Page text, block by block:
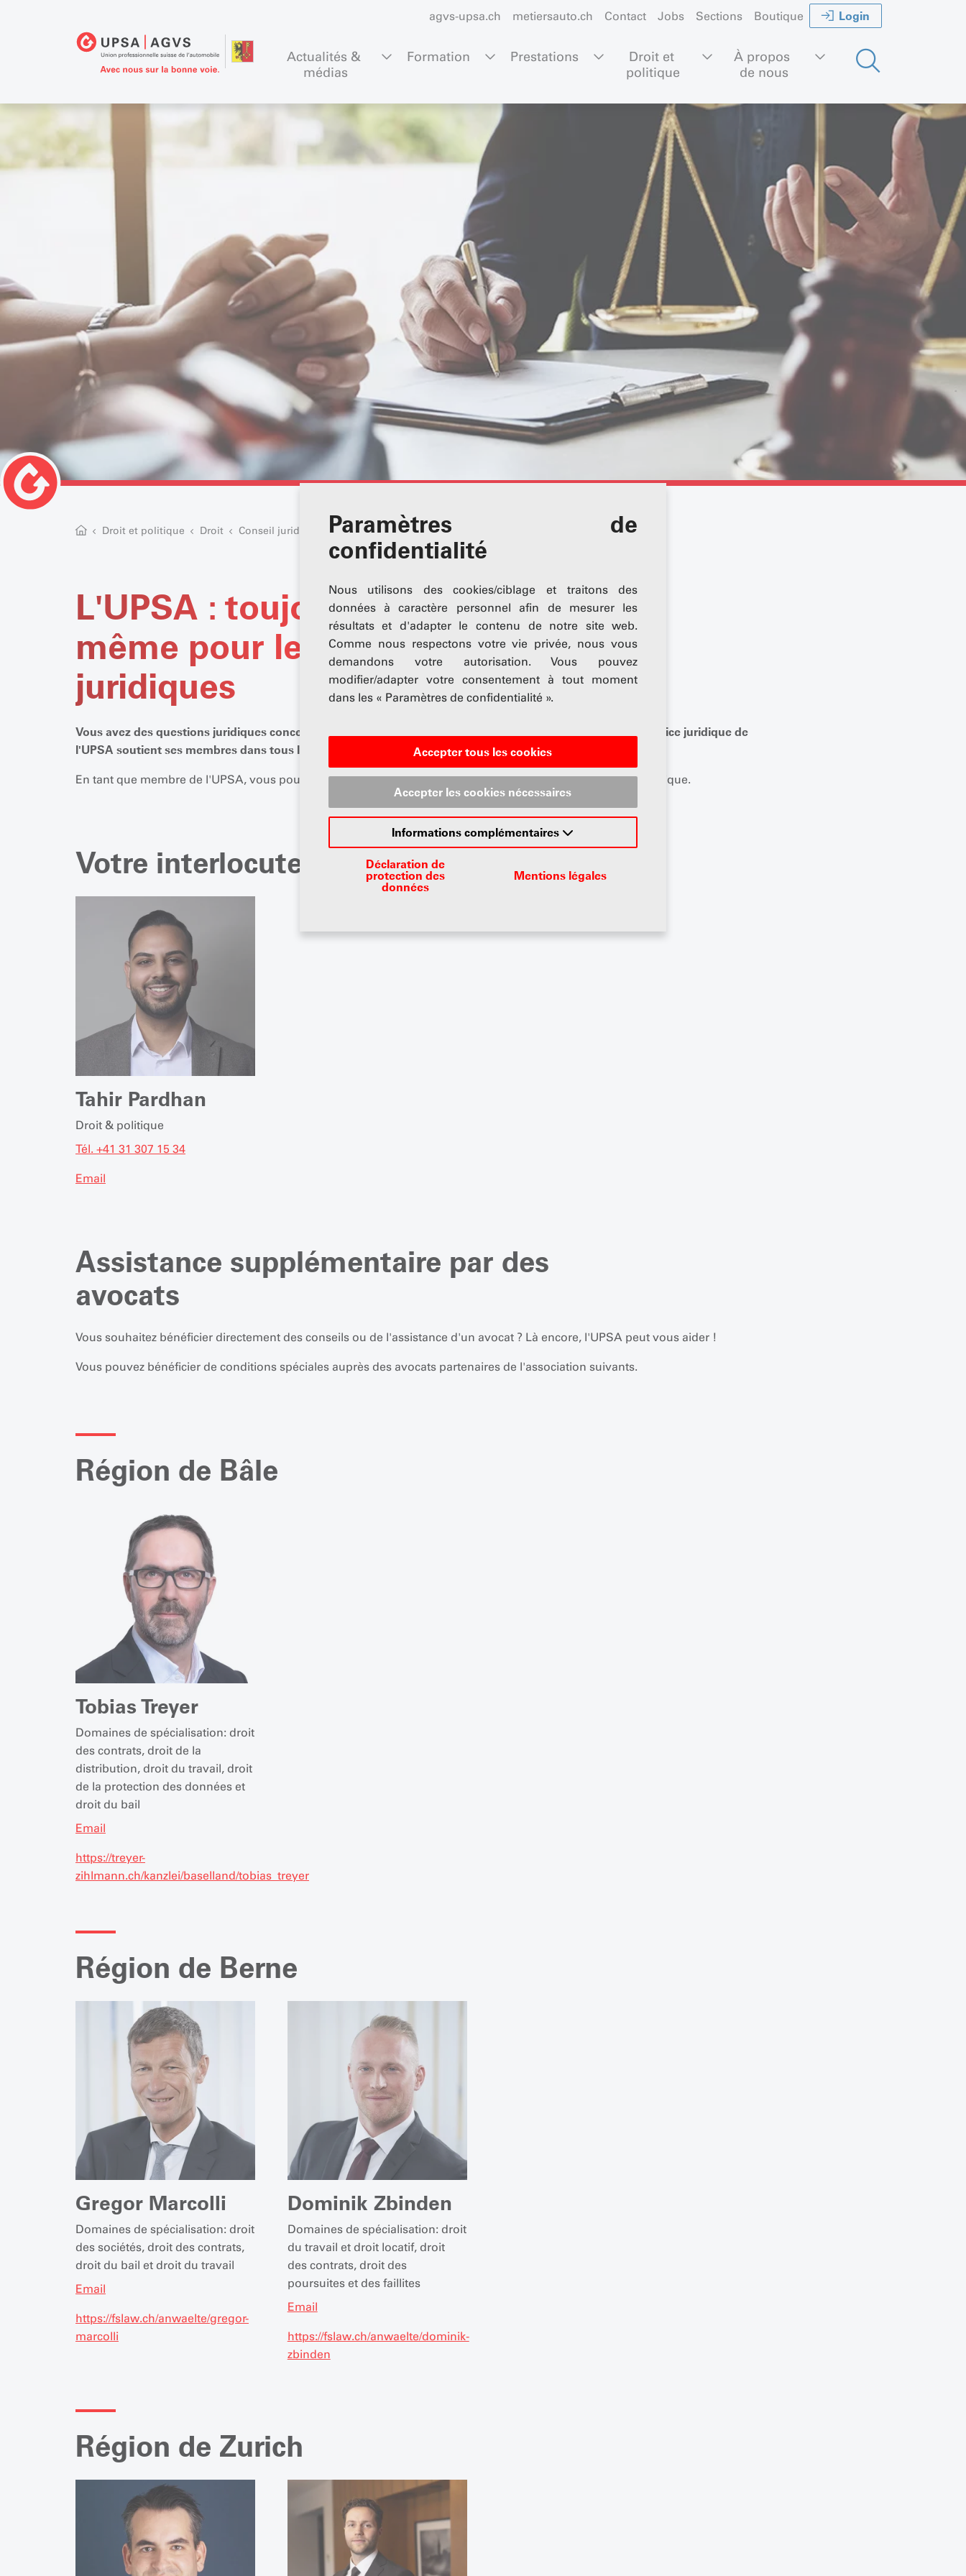
Paramètres de
confidentialité
Nous utilisons des cookies/ciblage et traitons des
données à caractère personnel afin de mesurer les
résultats et d'adapter le contenu de notre site web.
Comme nous respectons votre vie privée, nous vous
demandons votre autorisation. Vous pouvez
modifier/adapter votre consentement à tout moment
dans les « Paramètres de confidentialité ».
Accepter tous les cookies
Accepter les cookies nécessaires
Informations complémentaires
Déclaration de
protection des
données
Mentions légales
agvs-upsa.ch metiersauto.ch Contact Jobs Sections Boutique Login
Actualités &
médias
Formation Prestations
Droit et
politique
À propos
de nous
Droit et politique Droit Conseil juridique
L'UPSA : toujours à vos côtés,
même pour les questions
juridiques
Vous avez des questions juridiques concernant vos collaborateurs, vos clients ou votre importateur ? Le service juridique de
l'UPSA soutient ses membres dans tous les domaines juridiques pertinents pour le secteur automobile !
En tant que membre de l'UPSA, vous pouvez bénéficier de conseils juridiques gratuits auprès du service juridique.
Votre interlocuteur au secrétariat de l'UPSA
Tahir Pardhan
Droit & politique
Tél. +41 31 307 15 34
Email
Assistance supplémentaire par des
avocats
Vous souhaitez bénéficier directement des conseils ou de l'assistance d'un avocat ? Là encore, l'UPSA peut vous aider !
Vous pouvez bénéficier de conditions spéciales auprès des avocats partenaires de l'association suivants.
Région de Bâle
Tobias Treyer
Domaines de spécialisation: droit
des contrats, droit de la
distribution, droit du travail, droit
de la protection des données et
droit du bail
Email
https://treyer-
zihlmann.ch/kanzlei/baselland/tobias_treyer
Région de Berne
Gregor Marcolli
Domaines de spécialisation: droit
des sociétés, droit des contrats,
droit du bail et droit du travail
Email
https://fslaw.ch/anwaelte/gregor-
marcolli
Dominik Zbinden
Domaines de spécialisation: droit
du travail et droit locatif, droit
des contrats, droit des
poursuites et des faillites
Email
https://fslaw.ch/anwaelte/dominik-
zbinden
Région de Zurich